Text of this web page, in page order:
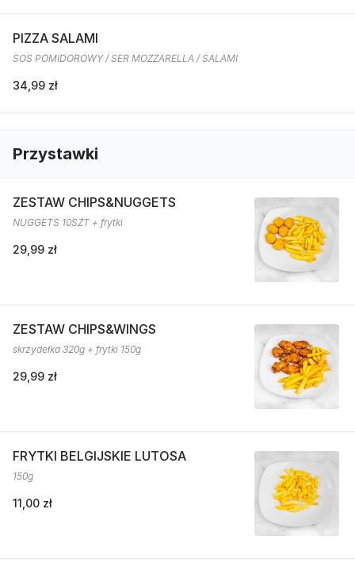
PIZZA SALAMI
SOS POMIDOROWY / SER MOZZARELLA / SALAMI
34,99 zł
Przystawki
ZESTAW CHIPS&NUGGETS
NUGGETS 10SZT + frytki
29,99 zł
ZESTAW CHIPS&WINGS
skrzydełka 320g + frytki 150g
29,99 zł
FRYTKI BELGIJSKIE LUTOSA
150g
11,00 zł